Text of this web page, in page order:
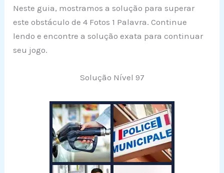
Neste guia, mostramos a solução para superar
este obstáculo de 4 Fotos 1 Palavra. Continue
lendo e encontre a solução exata para continuar
seu jogo.
Solução Nível 97